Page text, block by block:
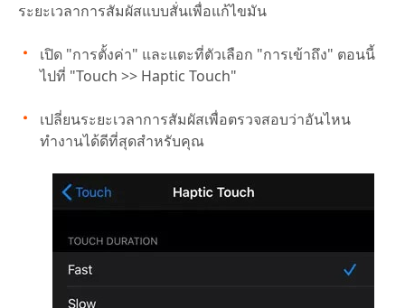
ระยะเวลาการสัมผัสแบบสั่นเพื่อแก้ไขมัน
เปิด "การตั้งค่า" และแตะที่ตัวเลือก "การเข้าถึง" ตอนนี้
ไปที่ "Touch >> Haptic Touch"
เปลี่ยนระยะเวลาการสัมผัสเพื่อตรวจสอบว่าอันไหน
ทำงานได้ดีที่สุดสำหรับคุณ